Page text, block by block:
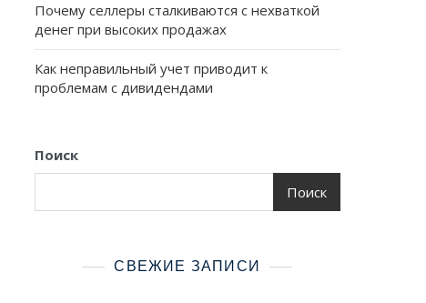
Почему селлеры сталкиваются с нехваткой
денег при высоких продажах
Как неправильный учет приводит к
проблемам с дивидендами
Поиск
Поиск
СВЕЖИЕ ЗАПИСИ